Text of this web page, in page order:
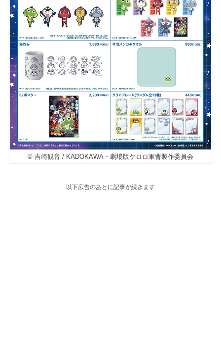
© 吉崎観音 / KADOKAWA・劇場版ケロロ軍曹製作委員会
以下広告のあとに記事が続きます